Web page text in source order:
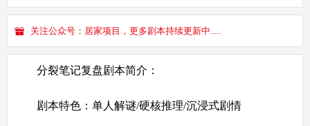
关注公众号：居家项目，更多剧本持续更新中.....
分裂笔记复盘剧本简介：
剧本特色：单人解谜/硬核推理/沉浸式剧情